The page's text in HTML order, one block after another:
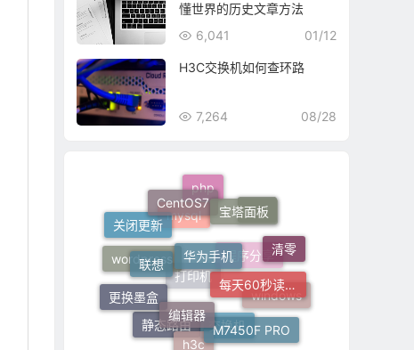
懂世界的历史文章方法
01/12
6,041
H3C交换机如何查环路
08/28
7,264
mysql
php
curl
程序分享
打印机
wordpress
关闭更新
CentOS7 宝塔面板
清零
windows
交换机
静态路由
更换墨盒
联想
华为手机
每天60秒读懂世界
M7450F PRO
h3c
编辑器